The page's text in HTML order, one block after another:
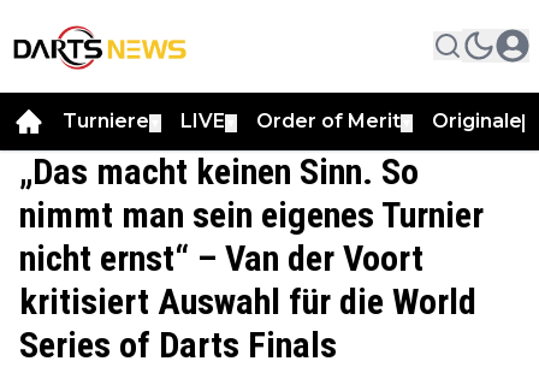
Turniere LIVE Order of Merit Originale
„Das macht keinen Sinn. So
nimmt man sein eigenes Turnier
nicht ernst“ – Van der Voort
kritisiert Auswahl für die World
Series of Darts Finals